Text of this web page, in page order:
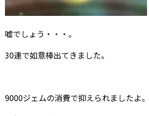
嘘でしょう・・・。
30連で如意棒出てきました。
9000ジェムの消費で抑えられましたよ。